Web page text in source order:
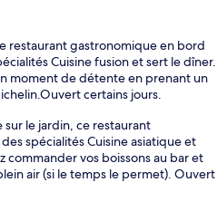
restaurant gastronomique en bord
Cuisine fusion et sert le dîner.
moment de détente en prenant un
certains jours.
le jardin, ce restaurant
spécialités Cuisine asiatique et
commander vos boissons au bar et
air (si le temps le permet). Ouvert